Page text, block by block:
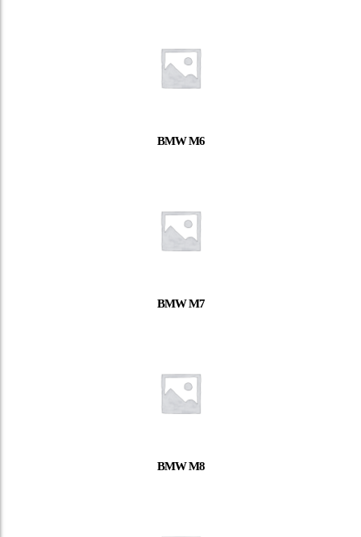
BMW M6
BMW M7
BMW M8